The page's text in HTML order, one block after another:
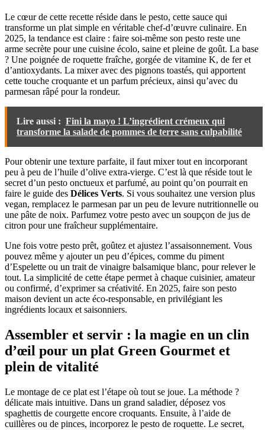
Le cœur de cette recette réside dans le pesto, cette sauce qui
transforme un plat simple en véritable chef-d’œuvre culinaire. En
2025, la tendance est claire : faire soi-même son pesto reste une
arme secrète pour une cuisine écolo, saine et pleine de goût. La base
? Une poignée de roquette fraîche, gorgée de vitamine K, de fer et
d’antioxydants. La mixer avec des pignons toastés, qui apportent
cette touche croquante et un parfum précieux, ainsi qu’avec du
parmesan râpé pour la rondeur.
Lire aussi : Fini la mayo ! L’ingrédient crémeux qui
transforme la salade de pommes de terre sans culpabilité
Pour obtenir une texture parfaite, il faut mixer tout en incorporant
peu à peu de l’huile d’olive extra-vierge. C’est là que réside tout le
secret d’un pesto onctueux et parfumé, au point qu’on pourrait en
faire le guide des Délices Verts. Si vous souhaitez une version plus
vegan, remplacez le parmesan par un peu de levure nutritionnelle ou
une pâte de noix. Parfumez votre pesto avec un soupçon de jus de
citron pour une fraîcheur supplémentaire.
Une fois votre pesto prêt, goûtez et ajustez l’assaisonnement. Vous
pouvez même y ajouter un peu d’épices, comme du piment
d’Espelette ou un trait de vinaigre balsamique blanc, pour relever le
tout. La simplicité de cette étape permet à chaque cuisinier, amateur
ou confirmé, d’exprimer sa créativité. En 2025, faire son pesto
maison devient un acte éco-responsable, en privilégiant les
ingrédients locaux et saisonniers.
Assembler et servir : la magie en un clin
d’œil pour un plat Green Gourmet et
plein de vitalité
Le montage de ce plat est l’étape où tout se joue. La méthode ?
délicate mais intuitive. Dans un grand saladier, déposez vos
spaghettis de courgette encore croquants. Ensuite, à l’aide de
cuillères ou de pinces, incorporez le pesto de roquette. Le secret,